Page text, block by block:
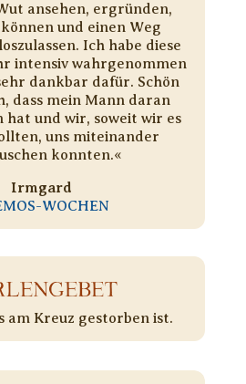
ansehen, ergründen,
und einen Weg
Ich habe diese
intensiv wahrgenommen
dankbar dafür. Schön
dass mein Mann daran
hat und wir, soweit wir es
uns miteinander
konnten.«
Irmgard
WOCHEN
am Kreuz gestorben ist.